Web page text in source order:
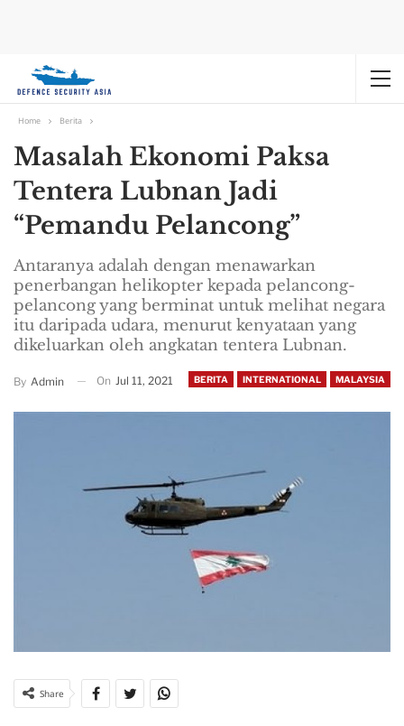
Home Berita
Masalah Ekonomi Paksa
Tentera Lubnan Jadi
“Pemandu Pelancong”
Antaranya adalah dengan menawarkan
penerbangan helikopter kepada pelancong-
pelancong yang berminat untuk melihat negara
itu daripada udara, menurut kenyataan yang
dikeluarkan oleh angkatan tentera Lubnan.
BERITA INTERNATIONAL MALAYSIA
By Admin On Jul 11, 2021
Share